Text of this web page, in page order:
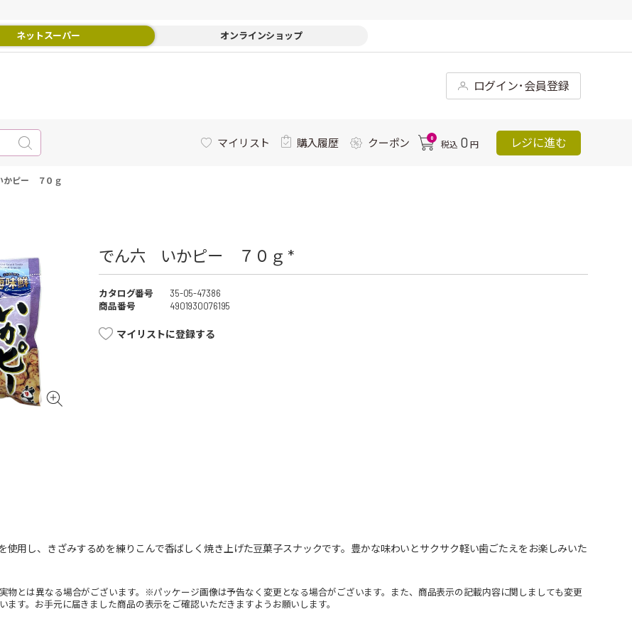
ネットスーパー オンラインショップ
ログイン･会員登録
マイリスト 購入履歴 クーポン 0
税込 0 円 レジに進む
ピー ７０ｇ
でん六 いかピー ７０ｇ *
カタログ番号
35-05-47386
商品番号
4901930076195
マイリストに登録する
使用し、きざみするめを練りこんで香ばしく焼き上げた豆菓子スナックです。豊かな味わいとサクサク軽い歯ごたえをお楽しみいた
物とは異なる場合がございます。※パッケージ画像は予告なく変更となる場合がございます。また、商品表示の記載内容に関しましても変更
ます。お手元に届きました商品の表示をご確認いただきますようお願いします。